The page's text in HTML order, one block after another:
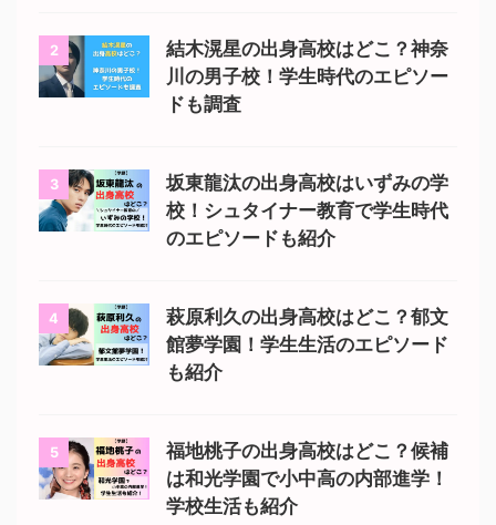
2
結木滉星の出身高校はどこ？神奈
川の男子校！学生時代のエピソー
ドも調査
3
坂東龍汰の出身高校はいずみの学
校！シュタイナー教育で学生時代
のエピソードも紹介
4
萩原利久の出身高校はどこ？郁文
館夢学園！学生生活のエピソード
も紹介
5
福地桃子の出身高校はどこ？候補
は和光学園で小中高の内部進学！
学校生活も紹介